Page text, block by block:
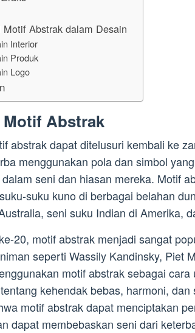
Motif Abstrak dalam Desain
Interior
Produk
Logo
Motif Abstrak
abstrak dapat ditelusuri kembali ke
menggunakan pola dan simbol
seni dan hiasan mereka. Motif
suku kuno di berbagai belahan
seni suku Indian di Amerika,
20, motif abstrak menjadi sangat
seperti Wassily Kandinsky, Piet
motif abstrak sebagai
kehendak bebas, harmoni,
motif abstrak dapat menciptakan
dapat membebaskan seni dari